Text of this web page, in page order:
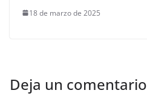
18 de marzo de 2025
Deja un comentario